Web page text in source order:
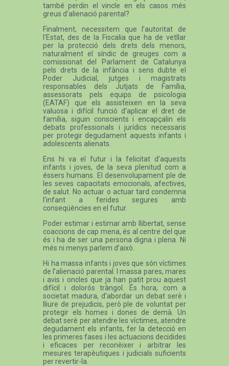
també perdin el vincle en els casos més
greus d’alienació parental?
Finalment, necessitem que l’autoritat de
l’Estat, des de la Fiscalia que ha de vetllar
per la protecció dels drets dels menors,
naturalment el síndic de greuges com a
comissionat del Parlament de Catalunya
pels drets de la infància i sens dubte el
Poder Judicial, jutges i magistrats
responsables dels Jutjats de Família,
assessorats pels equips de psicologia
(EATAF) que els assisteixen en la seva
valuosa i difícil funció d’aplicar el dret de
família, siguin conscients i encapçalin els
debats professionals i jurídics necessaris
per protegir degudament aquests infants i
adolescents alienats.
Ens hi va el futur i la felicitat d’aquests
infants i joves, de la seva plenitud com a
éssers humans. El desenvolupament ple de
les seves capacitats emocionals, afectives,
de salut. No actuar o actuar tard condemna
l’infant a ferides segures amb
conseqüències en el futur.
Poder estimar i estimar amb llibertat, sense
coaccions de cap mena, és al centre del que
és i ha de ser una persona digna i plena. Ni
més ni menys parlem d’això.
Hi ha massa infants i joves que són víctimes
de l’alienació parental. I massa pares, mares
i avis i oncles que ja han patit prou aquest
difícil i dolorós tràngol. És hora, com a
societat madura, d’abordar un debat serè i
lliure de prejudicis, però ple de voluntat per
protegir els homes i dones de demà. Un
debat serè per atendre les víctimes, atendre
degudament els infants, fer la detecció en
les primeres fases i les actuacions decidides
i eficaces per reconèixer i arbitrar les
mesures terapèutiques i judicials suficients
per revertir-la.